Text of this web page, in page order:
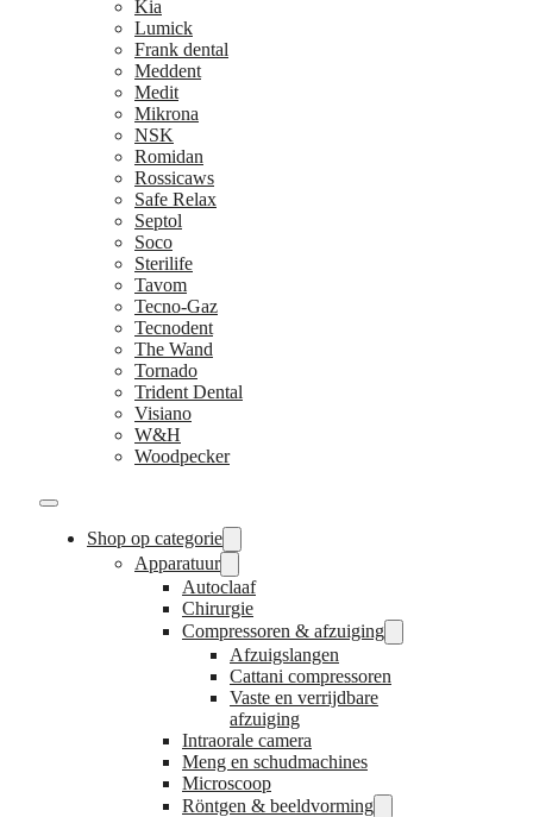
Kia
Lumick
Frank dental
Meddent
Medit
Mikrona
NSK
Romidan
Rossicaws
Safe Relax
Septol
Soco
Sterilife
Tavom
Tecno-Gaz
Tecnodent
The Wand
Tornado
Trident Dental
Visiano
W&H
Woodpecker
Shop op categorie
Apparatuur
Autoclaaf
Chirurgie
Compressoren & afzuiging
Afzuigslangen
Cattani compressoren
Vaste en verrijdbare
afzuiging
Intraorale camera
Meng en schudmachines
Microscoop
Röntgen & beeldvorming